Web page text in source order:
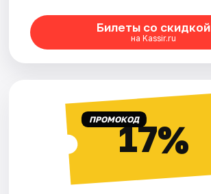
Билеты со скидкой
на Kassir.ru
ПРОМОКОД17%